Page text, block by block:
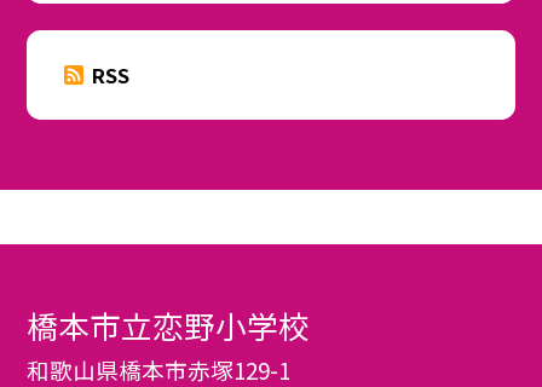
RSS
橋本市立恋野小学校
和歌山県橋本市赤塚129-1